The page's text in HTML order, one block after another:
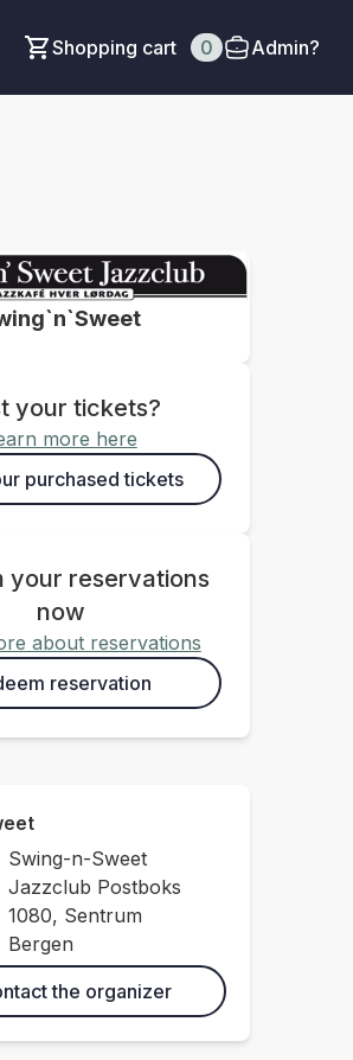
Shopping cart 0 Admin?
your tickets?
more here
purchased tickets
your reservations
now
about reservations
reservation
Swing-n-Sweet
Jazzclub Postboks
1080, Sentrum
Bergen
Contact the organizer